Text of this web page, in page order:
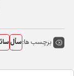
برچسب ها:سألسائل